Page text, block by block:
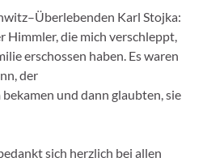
–Überlebenden Karl Stojka:
Himmler, die mich verschleppt,
erschossen haben. Es waren
der
und dann glaubten, sie
sich herzlich bei allen